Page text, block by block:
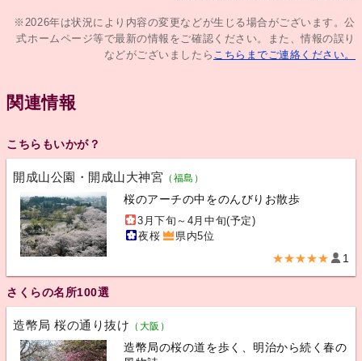
※2026年は状況により内容の変更などが生じる場合がございます。公
式ホームページ等で最新の情報をご確認ください。また、情報の誤り
などがございましたら こちらまでご連絡ください。
関連情報
こちらもいかが？
開成山公園・開成山大神宮 （福島）
桜のアーチの中をのんびりお散歩
3月下旬～4月中旬(予定)
夜桜
県内5位
★★★★★ 1
さくらの名所100選
造幣局 桜の通り抜け （大阪）
造幣局の桜の道を歩く、明治から続く春の